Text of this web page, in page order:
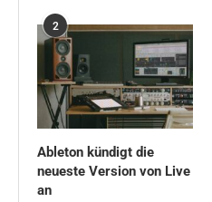
2
Ableton kündigt die
neueste Version von Live
an